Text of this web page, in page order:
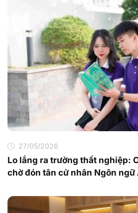
27/05/2026
Lo lắng ra trường thất nghiệp:
chờ đón tân cử nhân Ngôn ngữ